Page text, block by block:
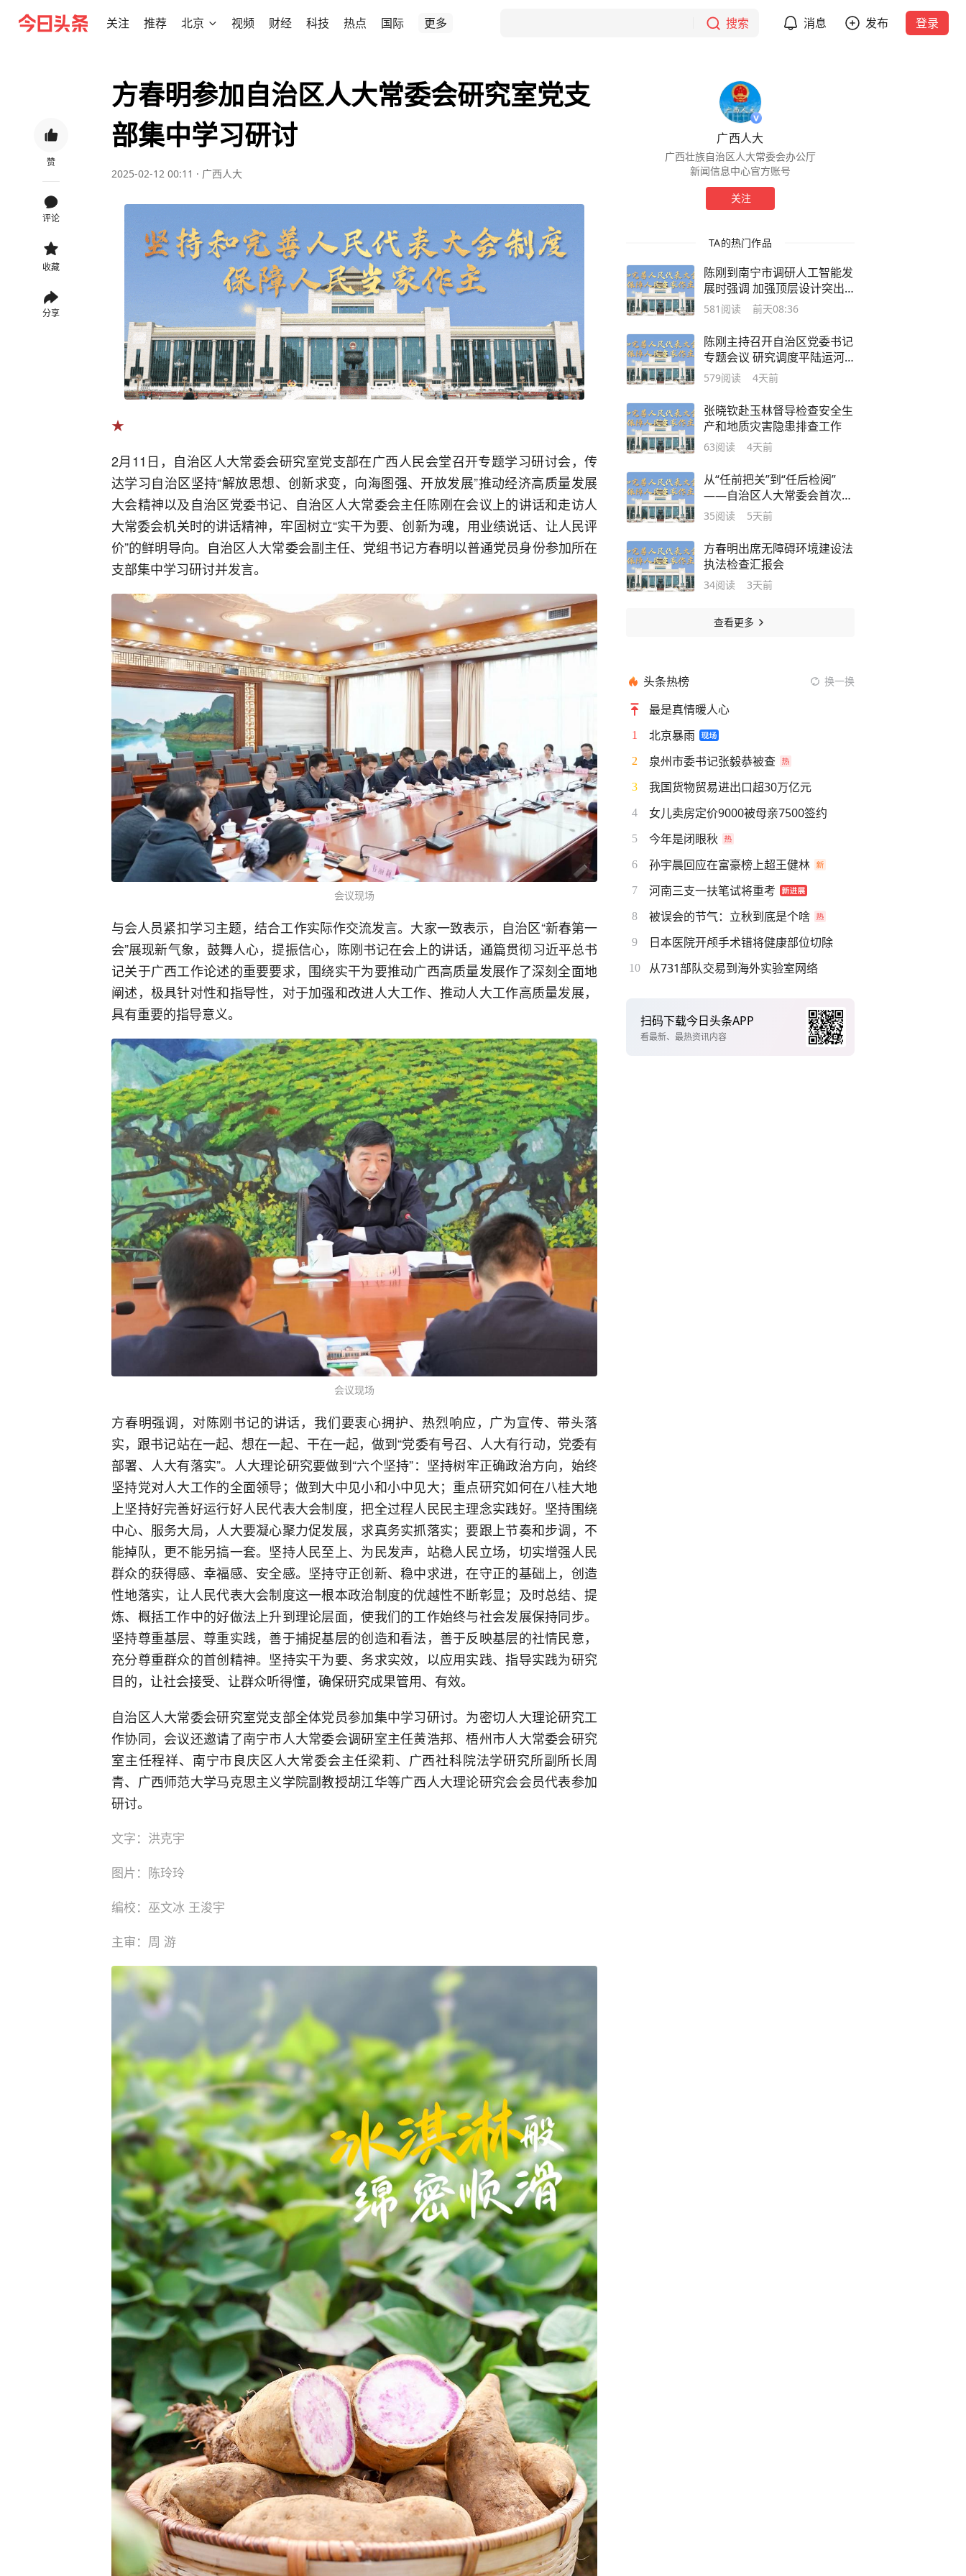
关注 推荐 北京 视频 财经 科技 热点 国际 更多 搜索 消息 发布 登录
赞
评论
收藏
分享
方春明参加自治区人大常委会研究室党支
部集中学习研讨
2025-02-12 00:11 · 广西人大
★
2月11日，自治区人大常委会研究室党支部在广西人民会堂召开专题学习研讨会，传
达学习自治区坚持“解放思想、创新求变，向海图强、开放发展”推动经济高质量发展
大会精神以及自治区党委书记、自治区人大常委会主任陈刚在会议上的讲话和走访人
大常委会机关时的讲话精神，牢固树立“实干为要、创新为魂，用业绩说话、让人民评
价”的鲜明导向。自治区人大常委会副主任、党组书记方春明以普通党员身份参加所在
支部集中学习研讨并发言。
会议现场
与会人员紧扣学习主题，结合工作实际作交流发言。大家一致表示，自治区“新春第一
会”展现新气象，鼓舞人心，提振信心，陈刚书记在会上的讲话，通篇贯彻习近平总书
记关于广西工作论述的重要要求，围绕实干为要推动广西高质量发展作了深刻全面地
阐述，极具针对性和指导性，对于加强和改进人大工作、推动人大工作高质量发展，
具有重要的指导意义。
会议现场
方春明强调，对陈刚书记的讲话，我们要衷心拥护、热烈响应，广为宣传、带头落
实，跟书记站在一起、想在一起、干在一起，做到“党委有号召、人大有行动，党委有
部署、人大有落实”。人大理论研究要做到“六个坚持”：坚持树牢正确政治方向，始终
坚持党对人大工作的全面领导；做到大中见小和小中见大；重点研究如何在八桂大地
上坚持好完善好运行好人民代表大会制度，把全过程人民民主理念实践好。坚持围绕
中心、服务大局，人大要凝心聚力促发展，求真务实抓落实；要跟上节奏和步调，不
能掉队，更不能另搞一套。坚持人民至上、为民发声，站稳人民立场，切实增强人民
群众的获得感、幸福感、安全感。坚持守正创新、稳中求进，在守正的基础上，创造
性地落实，让人民代表大会制度这一根本政治制度的优越性不断彰显；及时总结、提
炼、概括工作中的好做法上升到理论层面，使我们的工作始终与社会发展保持同步。
坚持尊重基层、尊重实践，善于捕捉基层的创造和看法，善于反映基层的社情民意，
充分尊重群众的首创精神。坚持实干为要、务求实效，以应用实践、指导实践为研究
目的，让社会接受、让群众听得懂，确保研究成果管用、有效。
自治区人大常委会研究室党支部全体党员参加集中学习研讨。为密切人大理论研究工
作协同，会议还邀请了南宁市人大常委会调研室主任黄浩邦、梧州市人大常委会研究
室主任程祥、南宁市良庆区人大常委会主任梁莉、广西社科院法学研究所副所长周
青、广西师范大学马克思主义学院副教授胡江华等广西人大理论研究会会员代表参加
研讨。
文字：洪克宇
图片：陈玲玲
编校：巫文冰 王浚宇
主审：周 游
广西人大
广西壮族自治区人大常委会办公厅
新闻信息中心官方账号
关注
TA的热门作品
陈刚到南宁市调研人工智能发
展时强调 加强顶层设计突出
应用导向强化商业闭环 加快
581 阅读 前天08:36
陈刚主持召开自治区党委书记
专题会议 研究调度平陆运河
建成通航和向海经济高质量发
579阅读 4天前
张晓钦赴玉林督导检查安全生
产和地质灾害隐患排查工作
63阅读 4天前
从“任前把关”到“任后检阅”
——自治区人大常委会首次听
取和审议常委会任命的有关人
35阅读 5天前
方春明出席无障碍环境建设法
执法检查汇报会
34阅读 3天前
查看更多
头条热榜 换一换
最是真情暖人心
1 北京暴雨
2 泉州市委书记张毅恭被查
3 我国货物贸易进出口超30万亿元
4 女儿卖房定价9000被母亲7500签约
5 今年是闭眼秋
6 孙宇晨回应在富豪榜上超王健林
7 河南三支一扶笔试将重考
8 被误会的节气：立秋到底是个啥
9 日本医院开颅手术错将健康部位切除
10 从731部队交易到海外实验室网络
扫码下载今日头条APP
看最新、最热资讯内容